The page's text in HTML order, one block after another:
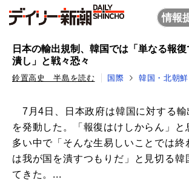
情報
日本の輸出規制、韓国では「単なる報
潰し」と戦々恐々
鈴置高史 半島を読む 国際 韓国・北朝鮮
7月4日、日本政府は韓国に対する輸
を発動した。「報復はけしからん」と
多い中で「そんな生易しいことでは終
は我が国を潰すつもりだ」と見切る韓
てきた。...